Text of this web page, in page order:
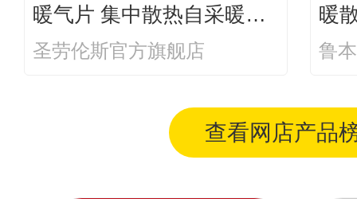
暖气片 集中散热自采暖定
制散热器钢制大水道钢制6
圣劳伦斯官方旗舰店
暖
采
鲁
查看网店产品